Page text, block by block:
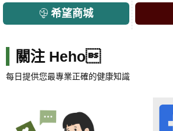
希望商城
關注 Heho
每日提供您最專業正確的健康知識